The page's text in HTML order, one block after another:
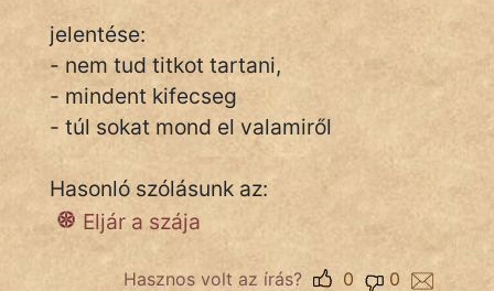
Szólások
Tréfás
IRODALOM
jelentése:
- nem tud titkot tartani,
- mindent kifecseg
- túl sokat mond el valamiről
Hasonló szólásunk az:
Eljár a szája
Hasznos volt az írás? 0
0